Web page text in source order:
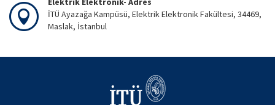
İTÜ Ayazağa Kampüsü, Elektrik Elektronik Fakültesi, 34469,
Maslak, İstanbul